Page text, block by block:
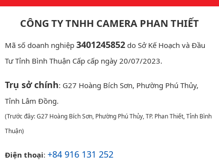
CÔNG TY TNHH CAMERA PHAN THIẾT
Mã số doanh nghiệp 3401245852 do Sở Kế Hoạch và Đầu
Tư Tỉnh Bình Thuận Cấp cấp ngày 20/07/2023.
Trụ sở chính: G27 Hoàng Bích Sơn, Phường Phú Thủy,
Tỉnh Lâm Đồng.
(Trước đây: G27 Hoàng Bích Sơn, Phường Phú Thủy, TP. Phan Thiết, Tỉnh Bình
Thuận)
Điện thoại: +84 916 131 252